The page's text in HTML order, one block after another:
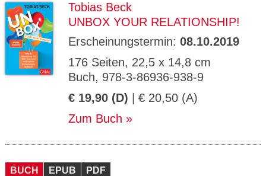
Tobias Beck
UNBOX YOUR RELATIONSHIP!
Erscheinungstermin: 08.10.2019
176 Seiten, 22,5 x 14,8 cm
Buch, 978-3-86936-938-9
€ 19,90 (D) | € 20,50 (A)
Zum Buch
BUCH EPUB PDF